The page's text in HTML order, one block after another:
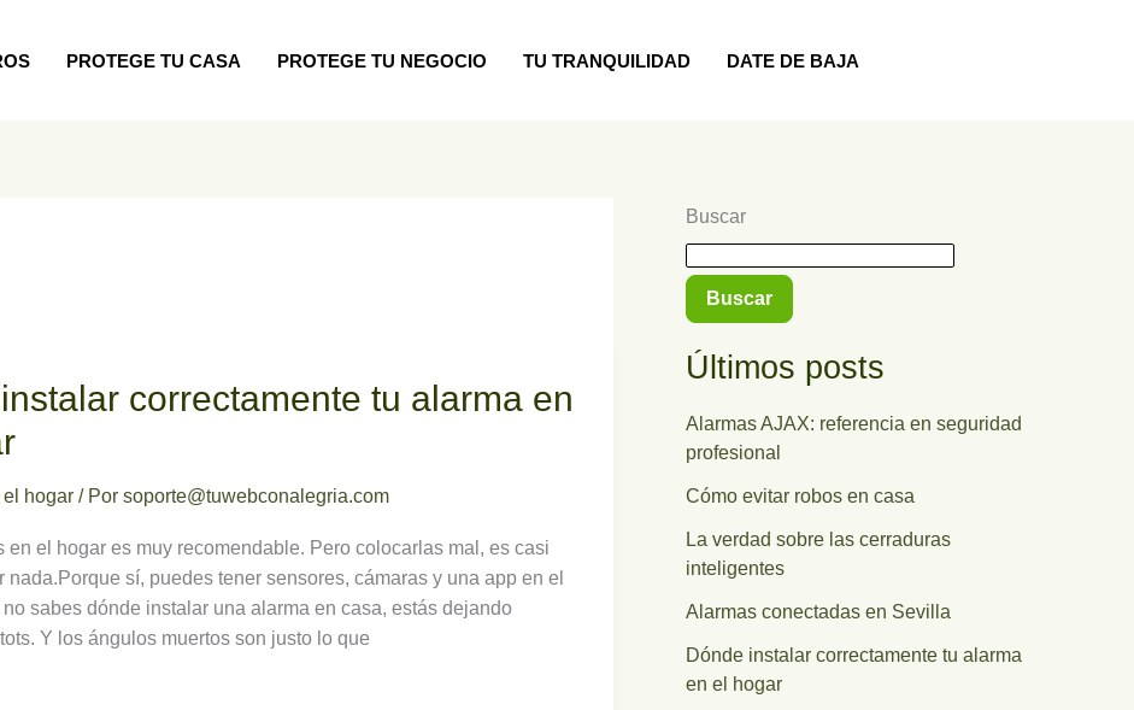
PROTEGE TU CASA PROTEGE TU NEGOCIO TU TRANQUILIDAD DATE DE BAJA
correctamente tu alarma en
hogar / Por soporte@tuwebconalegria.com
en el hogar es muy recomendable. Pero colocarlas mal, es casi
nada.Porque sí, puedes tener sensores, cámaras y una app en el
sabes dónde instalar una alarma en casa, estás dejando
Y los ángulos muertos son justo lo que
Buscar
Buscar
Últimos posts
Alarmas AJAX: referencia en seguridad
profesional
Cómo evitar robos en casa
La verdad sobre las cerraduras
inteligentes
Alarmas conectadas en Sevilla
Dónde instalar correctamente tu alarma
en el hogar